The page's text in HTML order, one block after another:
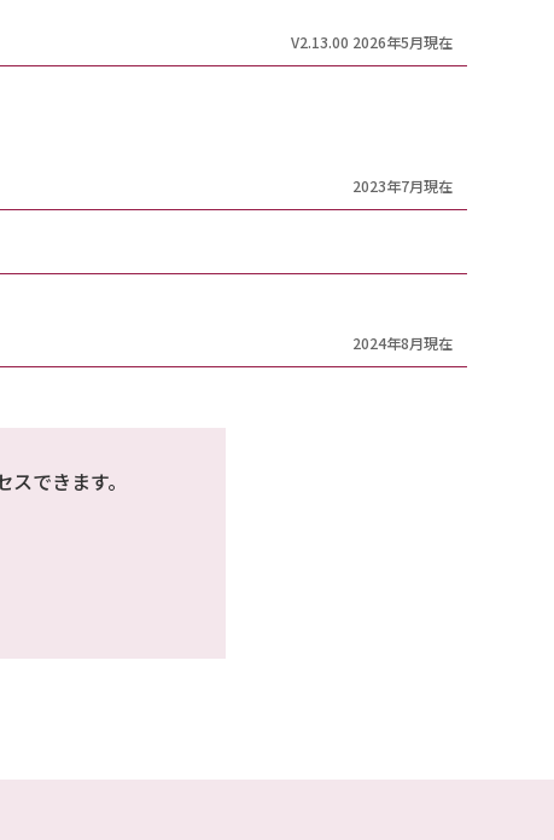
V2.13.00 2026年5月現在
2023年7月現在
2024年8月現在
できます。